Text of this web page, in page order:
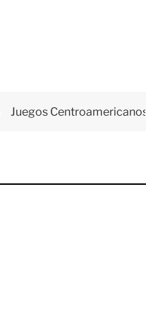
Juegos Centroamericanos